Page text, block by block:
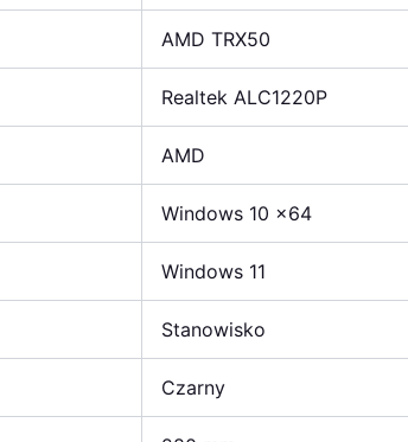
AMD TRX50
Realtek ALC1220P
AMD
Windows 10 x64
Windows 11
Stanowisko
Czarny